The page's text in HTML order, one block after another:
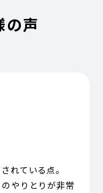
の声
れている点。
やりとりが非常